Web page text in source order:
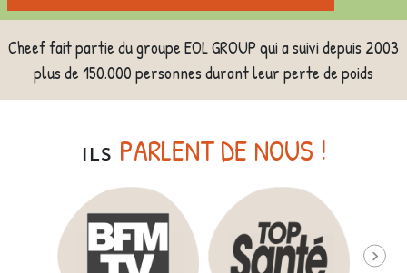
Cheef fait partie du groupe EOL GROUP qui a suivi depuis 2003
plus de 150.000 personnes durant leur perte de poids
ILS PARLENT DE NOUS !